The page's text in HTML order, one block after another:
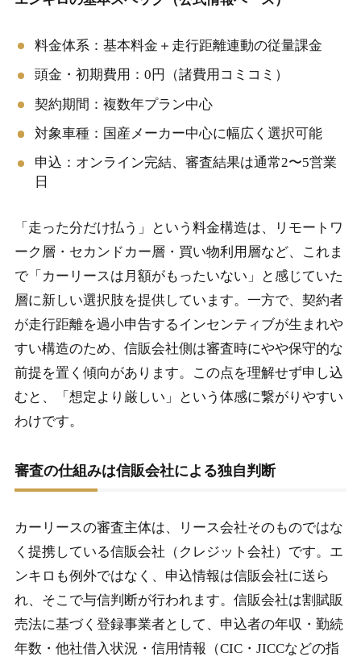
料金体系：基本料金＋走行距離連動の従量課金
頭金・初期費用：0円（諸費用コミコミ）
契約期間：複数年プラン中心
対象車種：国産メーカー中心に幅広く選択可能
申込：オンライン完結、審査結果は通常2〜5営業
日
「走った分だけ払う」という料金構造は、リモートワ
ーク層・セカンドカー層・買い物利用層など、これま
で「カーリースは月額がもったいない」と感じていた
層に新しい選択肢を提供しています。一方で、契約者
が走行距離を過小申告するインセンティブが生まれや
すい構造のため、信販会社側は審査時にやや保守的な
前提を置く傾向があります。この点を理解せず申し込
むと、「想定より厳しい」という体感に繋がりやすい
わけです。
審査の仕組みは信販会社による独自判断
カーリースの審査主体は、リース会社そのものではな
く提携している信販会社（クレジット会社）です。エ
ンキロも例外ではなく、申込情報は信販会社に送ら
れ、そこで与信判断が行われます。信販会社は割賦販
売法に基づく登録事業者として、申込者の年収・勤続
年数・他社借入状況・信用情報（CIC・JICCなどの指